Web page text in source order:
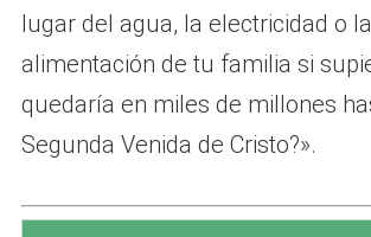
lugar del agua, la electricidad o la
alimentación de tu familia si
quedaría en miles de millones
Segunda Venida de Cristo?».